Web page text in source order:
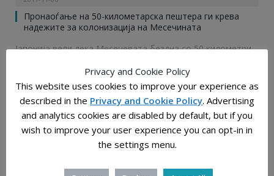
Пронаоѓање на 50-километарска пештера ги крева
надежите за колонизација на Месечината
Јапонија вели дека Месечевата бездна со 50 километри
БЛОГ
Privacy and Cookie Policy
This website uses cookies to improve your experience as
described in the Privacy and Cookie Policy. Advertising
and analytics cookies are disabled by default, but if you
wish to improve your user experience you can opt-in in
the settings menu.